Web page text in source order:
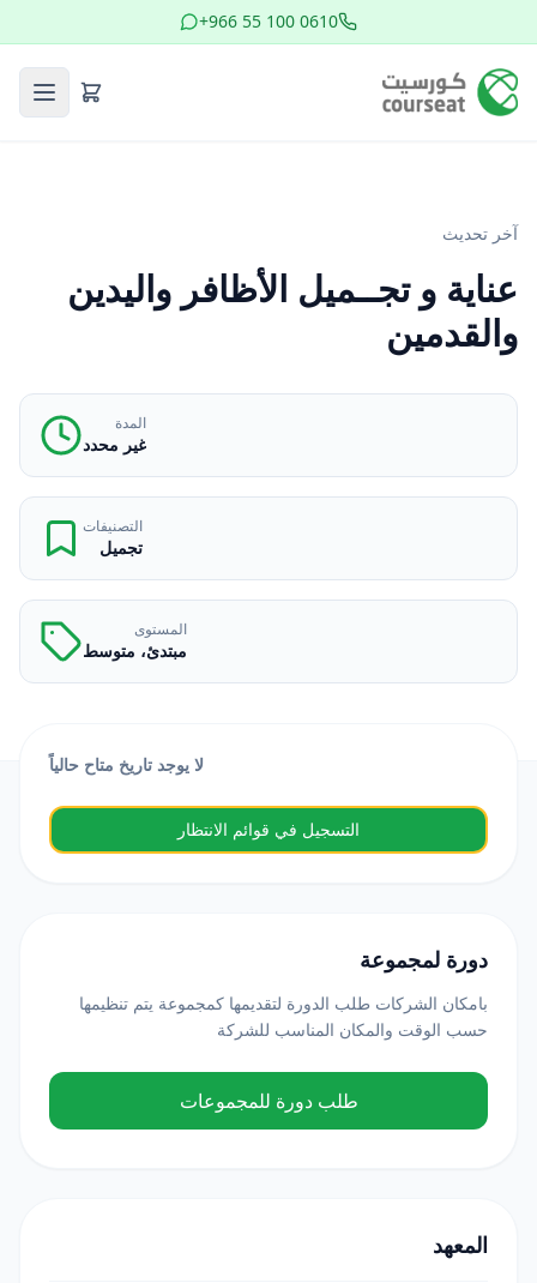
+966 55 100 0610
آخر تحديث
عناية و تجــميل الأظافر واليدين
والقدمين
المدة
غير محدد
التصنيفات
تجميل
المستوى
مبتدئ، متوسط
لا يوجد تاريخ متاح حالياً
التسجيل في قوائم الانتظار
دورة لمجموعة
بامكان الشركات طلب الدورة لتقديمها كمجموعة يتم تنظيمها
حسب الوقت والمكان المناسب للشركة
طلب دورة للمجموعات
المعهد